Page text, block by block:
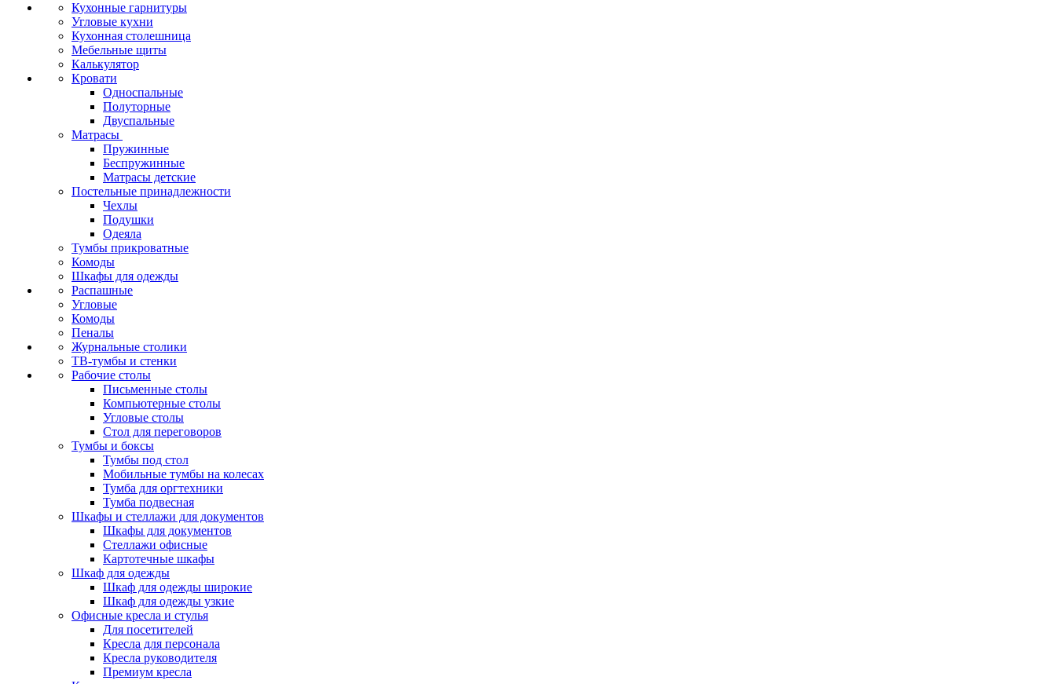
Кухонные гарнитуры
Угловые кухни
Кухонная столешница
Мебельные щиты
Калькулятор
Кровати
Односпальные
Полуторные
Двуспальные
Матрасы
Пружинные
Беспружинные
Матрасы детские
Постельные принадлежности
Чехлы
Подушки
Одеяла
Тумбы прикроватные
Комоды
Шкафы для одежды
Распашные
Угловые
Комоды
Пеналы
Журнальные столики
ТВ‑тумбы и стенки
Рабочие столы
Письменные столы
Компьютерные столы
Угловые столы
Стол для переговоров
Тумбы и боксы
Тумбы под стол
Мобильные тумбы на колесах
Тумба для оргтехники
Тумба подвесная
Шкафы и стеллажи для документов
Шкафы для документов
Стеллажи офисные
Картотечные шкафы
Шкаф для одежды
Шкаф для одежды широкие
Шкаф для одежды узкие
Офисные кресла и стулья
Для посетителей
Кресла для персонала
Кресла руководителя
Премиум кресла